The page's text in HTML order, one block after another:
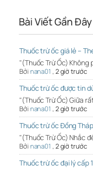
Bài Viết Gần Đây
Thuốc trừ ốc giá lẻ –
"(Thuốc Trừ Ốc) Không
Bởi nana01 , 2 giờ trước
Thuốc trừ ốc được tin
"(Thuốc Trừ Ốc) Giữa
Bởi nana01 , 2 giờ trước
Thuốc trừ ốc Đồng
"(Thuốc Trừ Ốc) Nhắc
Bởi nana01 , 2 giờ trước
Thuốc trừ ốc đại lý cấp